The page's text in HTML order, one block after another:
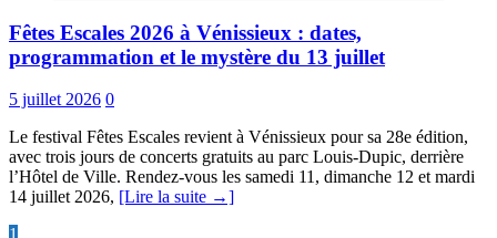
Fêtes Escales 2026 à Vénissieux : dates,
programmation et le mystère du 13 juillet
5 juillet 2026 0
Le festival Fêtes Escales revient à Vénissieux pour sa 28e édition,
avec trois jours de concerts gratuits au parc Louis-Dupic, derrière
l’Hôtel de Ville. Rendez-vous les samedi 11, dimanche 12 et mardi
14 juillet 2026, [Lire la suite →]